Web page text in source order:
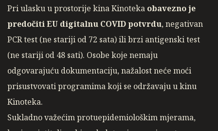
Pri ulasku u prostorije kina Kinoteka obavezno je
predočiti EU digitalnu COVID potvrdu, negativan
PCR test (ne stariji od 72 sata) ili brzi antigenski test
(ne stariji od 48 sati). Osobe koje nemaju
odgovarajuću dokumentaciju, nažalost neće moći
prisustvovati programima koji se održavaju u kinu
Kinoteka.
Sukladno važećim protuepidemiološkim mjerama,